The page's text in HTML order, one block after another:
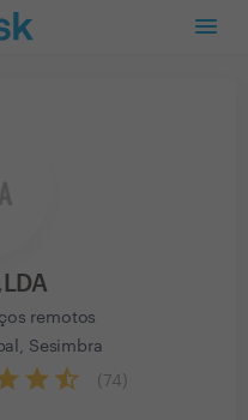
remotos
Sesimbra
74